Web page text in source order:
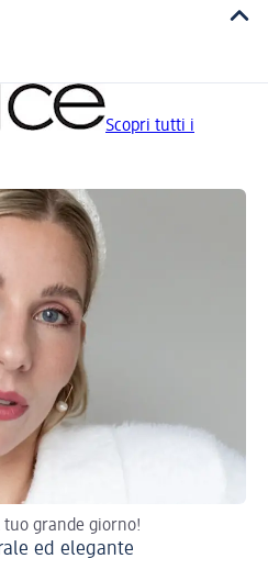
Scopri tutti i
tuo grande giorno!
ed elegante